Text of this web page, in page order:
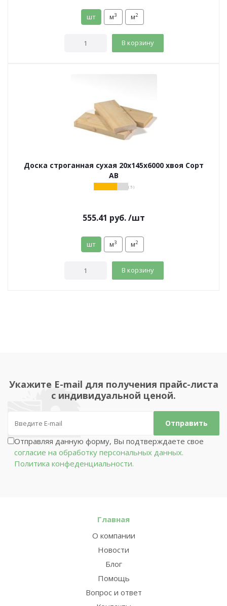
шт м3 м2
В корзину
Доска строганная сухая 20х145х6000 хвоя Сорт
АВ
( 5 )
555.41 руб./шт
шт м3 м2
В корзину
Укажите E-mail для получения прайс-листа
с индивидуальной ценой.
Отправляя данную форму, Вы подтверждаете свое
согласие на обработку персональных данных.
Политика конфеденциальности.
Главная
О компании
Новости
Блог
Помощь
Вопрос и ответ